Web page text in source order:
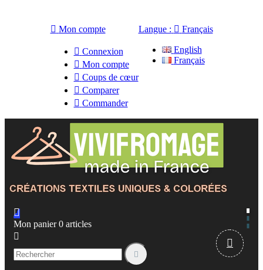
 Mon compte
 Connexion
 Mon compte
 Coups de cœur
 Comparer
 Commander
Langue :  Français
English
Français

Mon panier 0 articles


